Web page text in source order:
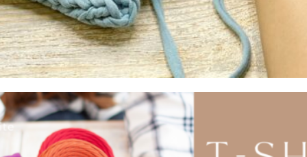
łatwy do formowania,
Ekologiczny wybór– przyjazny dla środowiska i
bezpieczny dla alergików.
Zastosowanie sznurka bawełnianego 5mm
Makrama– idealny do tworzenia ozdobnych splotów,
kwietników i dekoracji ściennych,
Szydełkowanie i
dzierganie– świetny do wyplatania dywaników,